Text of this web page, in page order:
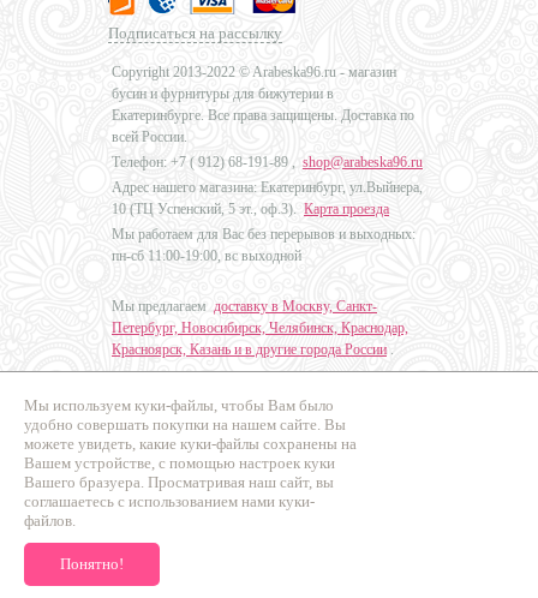
Мы используем куки-файлы, чтобы Вам было
удобно совершать покупки на нашем сайте. Вы
можете увидеть, какие куки-файлы сохранены на
Вашем устройстве, с помощью настроек куки
Вашего бразуера. Просматривая наш сайт, вы
соглашаетесь с использованием нами куки-
файлов.
Понятно!
Подписаться на рассылку
Copyright 2013-2022 © Arabeska96.ru - магазин
бусин и фурнитуры для бижутерии в
Екатеринбурге. Все права защищены. Доставка по
всей России.
Телефон: +7 ( 912) 68-191-89 , shop@arabeska96.ru
Адрес нашего магазина: Екатеринбург, ул.Выйнера,
10 (ТЦ Успенский, 5 эт., оф.3). Карта проезда
Мы работаем для Вас без перерывов и выходных:
пн-сб 11:00-19:00, вс выходной
Мы предлагаем доставку в Москву, Санкт-
Петербург, Новосибирск, Челябинск, Краснодар,
Красноярск, Казань и в другие города России .
Дизайн - Наталья Мальцева
Продвижение сайтов
Промо Эксперт